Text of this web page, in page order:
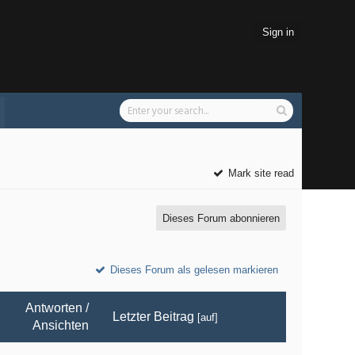
Sign in
Mark site read
Dieses Forum abonnieren
Dieses Forum als gelesen markieren
Antworten /
Ansichten
Letzter Beitrag [auf]